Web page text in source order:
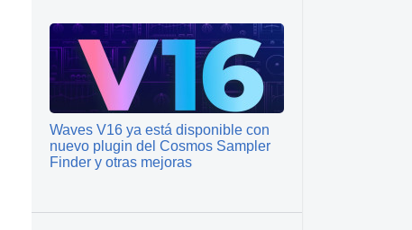
Waves V16 ya está disponible con
nuevo plugin del Cosmos Sampler
Finder y otras mejoras